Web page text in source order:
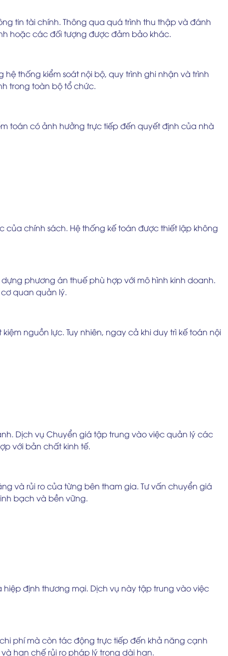
tin tài chính. Thông qua quá trình thu thập và đánh
hoặc các đối tượng được đảm bảo khác.
thống kiểm soát nội bộ, quy trình ghi nhận và trình
trong toàn bộ tổ chức.
toán có ảnh hưởng trực tiếp đến quyết định của nhà
của chính sách. Hệ thống kế toán được thiết lập không
phương án thuế phù hợp với mô hình kinh doanh.
quan quản lý.
nguồn lực. Tuy nhiên, ngay cả khi duy trì kế toán nội
Dịch vụ Chuyển giá tập trung vào việc quản lý các
với bản chất kinh tế.
và rủi ro của từng bên tham gia. Tư vấn chuyển giá
bạch và bền vững.
định thương mại. Dịch vụ này tập trung vào việc
phí mà còn tác động trực tiếp đến khả năng cạnh
hạn chế rủi ro pháp lý trong dài hạn.